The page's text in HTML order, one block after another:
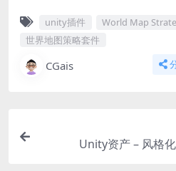
unity插件
World Map
世界地图策略套件
CGais
Unity资产 – 风格